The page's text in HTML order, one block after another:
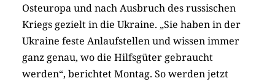
Osteuropa und nach Ausbruch des russischen
Kriegs gezielt in die Ukraine. „Sie haben in der
Ukraine feste Anlaufstellen und wissen immer
ganz genau, wo die Hilfsgüter gebraucht
werden“, berichtet Montag. So werden jetzt